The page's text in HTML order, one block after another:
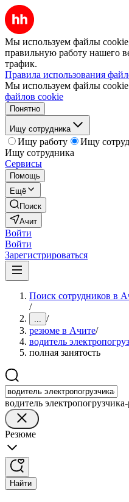
Мы используем файлы
правильную работу нашего
трафик.
Правила использования
Мы используем файлы
файлов cookie
Понятно
Ищу сотрудника
Ищу работу
Ищу
Ищу сотрудника
Сервисы
Помощь
Ещё
Поиск
Ачит
Войти
Войти
Зарегистрироваться
Поиск сотрудников в
/
... /
резюме в Ачите/
водитель
полная занятость
водитель
Резюме
Найти